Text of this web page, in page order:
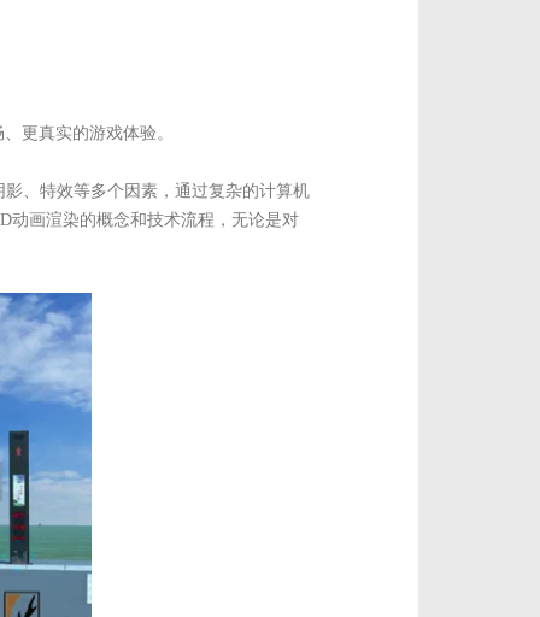
更真实的游戏体验。
、特效等多个因素，通过复杂的计算机
动画渲染的概念和技术流程，无论是对